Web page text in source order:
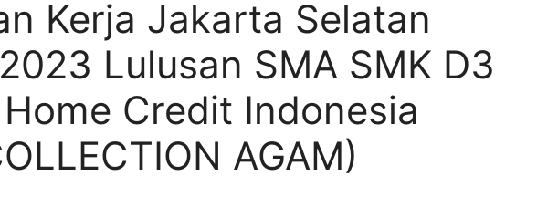
Kerja Jakarta Selatan
Lulusan SMA SMK D3
Credit Indonesia
AGAM)